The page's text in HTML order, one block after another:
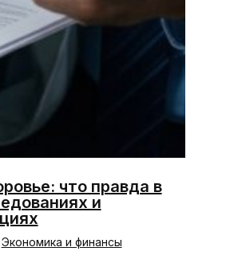
что правда в
и
Экономика и финансы